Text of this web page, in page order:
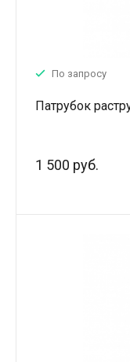
По запросу
Патрубок
1 500 руб.